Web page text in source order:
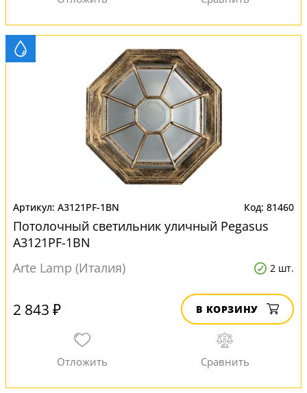
A3121PF-1BN 81460
Потолочный светильник уличный Pegasus
A3121PF-1BN
Arte Lamp (Италия)
2 шт.
2 843 ₽ В КОРЗИНУ